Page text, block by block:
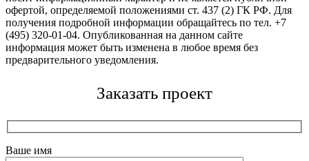
офертой, определяемой положениями ст. 437 (2) ГК РФ. Для
получения подробной информации обращайтесь по тел. +7
(495) 320-01-04. Опубликованная на данном сайте
информация может быть изменена в любое время без
предварительного уведомления.
Заказать проект
Ваше имя